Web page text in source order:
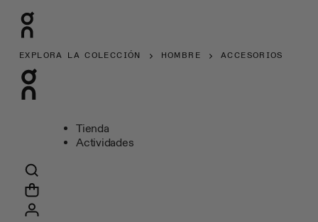
EXPLORA LA COLECCIÓN HOMBRE ACCESORIOS
Tienda
Actividades